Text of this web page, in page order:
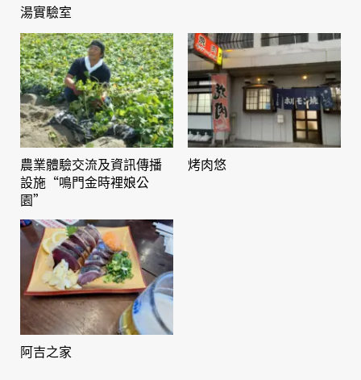
湯實驗室
農業體驗交流及資訊傳播
設施“鳴門金時裡娘公
園”
烤肉悠
阿吉之家